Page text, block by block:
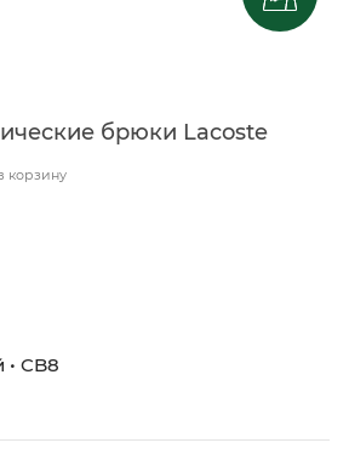
брюки Lacoste
корзину
CB8